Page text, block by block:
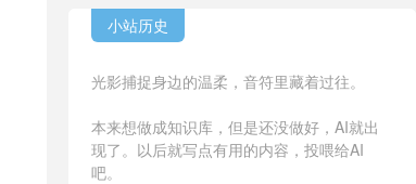
小站历史
光影捕捉身边的温柔，音符里藏着过往。
本来想做成知识库，但是还没做好，AI就出
现了。以后就写点有用的内容，投喂给AI
吧。